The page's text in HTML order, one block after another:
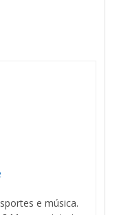
e música.